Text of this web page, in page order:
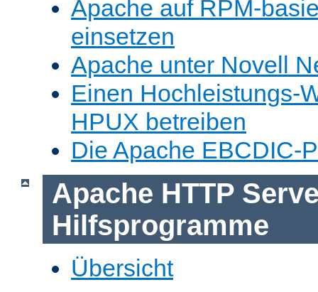
Apache auf RPM-
einsetzen
Apache unter Novell
Einen Hochleistungs-
HPUX betreiben
Die Apache EBCDIC-
Apache HTTP
Hilfsprogramme
Übersicht